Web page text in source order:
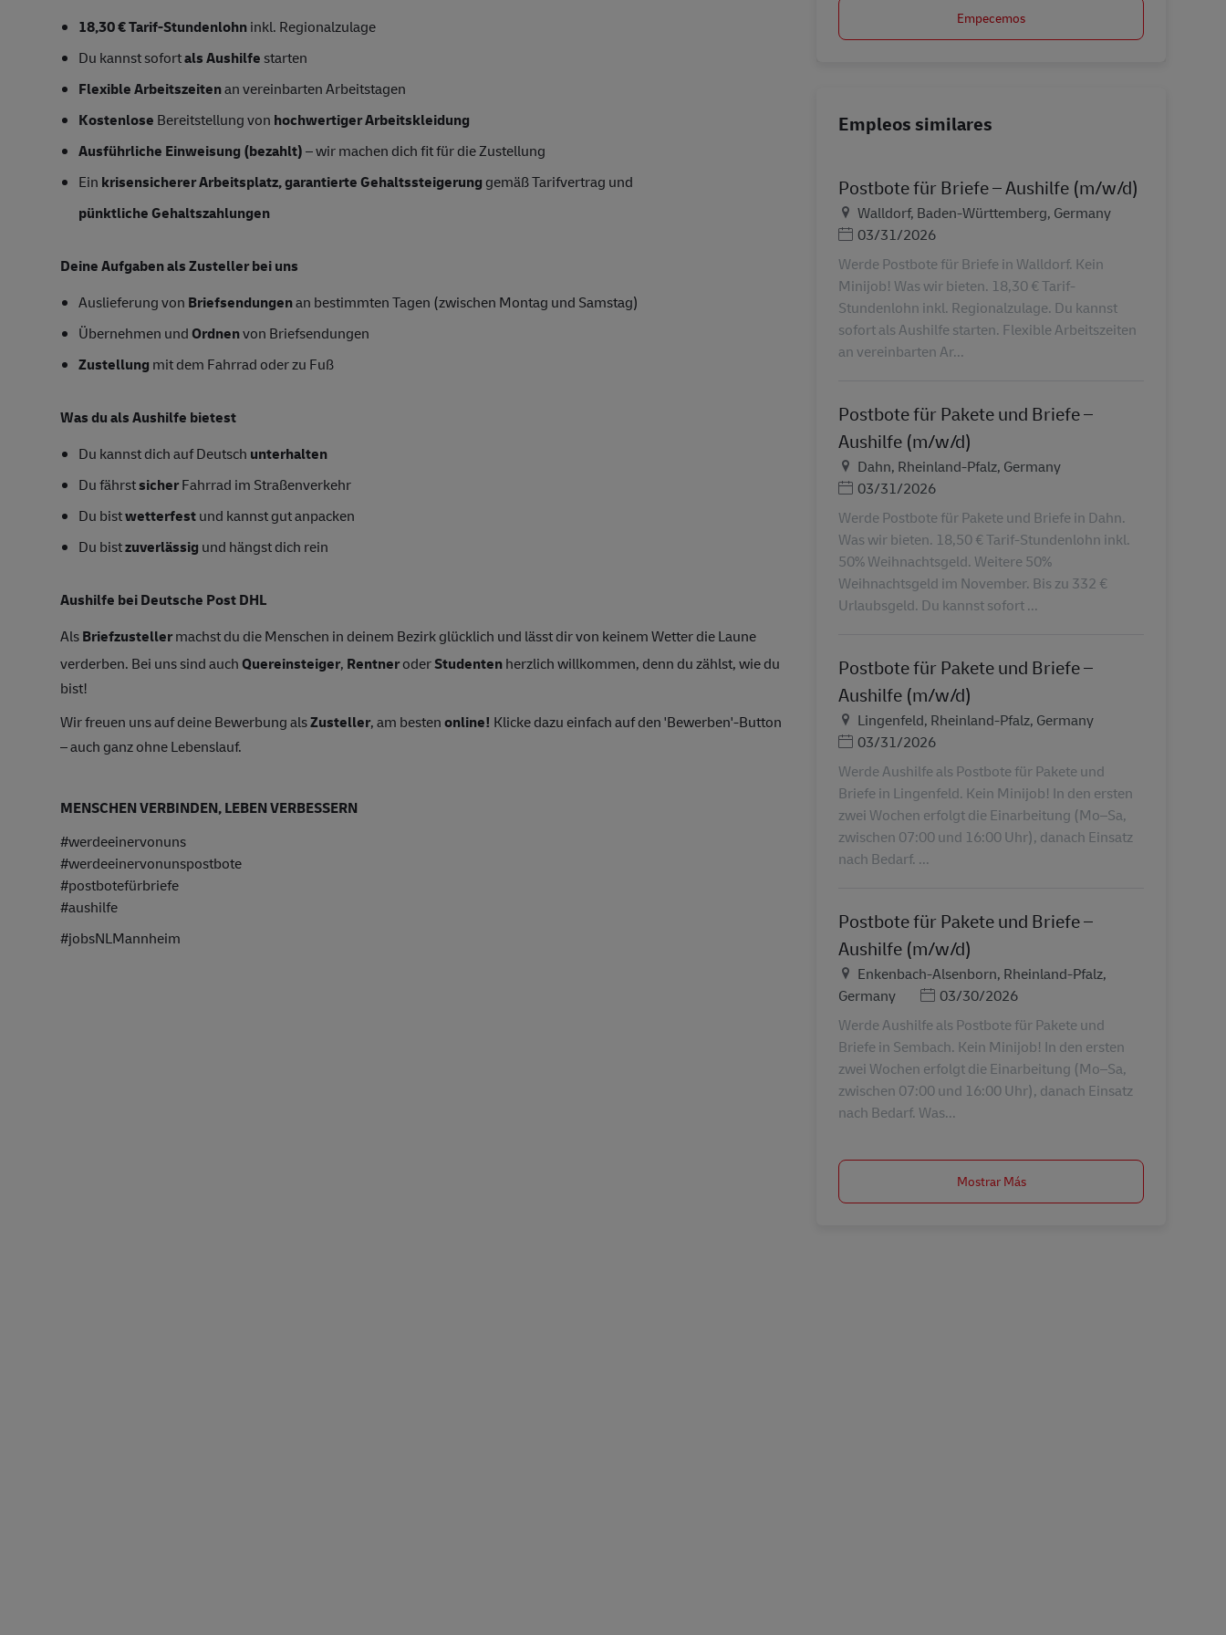
18,30 € Tarif-Stundenlohninkl. Regionalzulage
Du kannst sofortals Aushilfestarten
Flexible Arbeitszeitenan vereinbarten Arbeitstagen
Kostenlose Bereitstellung von hochwertiger Arbeitskleidung
Ausführliche Einweisung (bezahlt)– wir machen dich fit für die Zustellung
Ein krisensicherer Arbeitsplatz, garantierte Gehaltssteigerung gemäß Tarifvertrag und
pünktliche Gehaltszahlungen
Deine Aufgaben als Zusteller bei uns
Auslieferung von Briefsendungenan bestimmten Tagen (zwischen Montag und Samstag)
Übernehmen undOrdnenvon Briefsendungen
Zustellung mit dem Fahrrad oder zu Fuß
Was du als Aushilfe bietest
Du kannst dich auf Deutsch unterhalten
Du fährstsicherFahrrad im Straßenverkehr
Du bistwetterfestund kannst gut anpacken
Du bistzuverlässig und hängst dich rein
Aushilfe bei Deutsche Post DHL
AlsBriefzustellermachst du die Menschen in deinem Bezirk glücklich und lässt dir von keinem Wetter die Laune
verderben. Bei uns sind auchQuereinsteiger, RentneroderStudentenherzlich willkommen, denn du zählst, wie du
bist!
Wir freuen uns auf deine Bewerbung alsZusteller, am bestenonline! Klicke dazu einfach auf den 'Bewerben'-Button
– auch ganz ohne Lebenslauf.
MENSCHEN VERBINDEN, LEBEN VERBESSERN
#werdeeinervonuns
#werdeeinervonunspostbote
#postbotefürbriefe
#aushilfe
#jobsNLMannheim
Empecemos
Empleos similares
Postbote für Briefe – Aushilfe (m/w/d)
Ubicación
Walldorf, Baden-Württemberg, Germany
Posted Date
03/31/2026
Werde Postbote für Briefe in Walldorf. Kein
Minijob! Was wir bieten. 18,30 € Tarif-
Stundenlohn inkl. Regionalzulage. Du kannst
sofort als Aushilfe starten. Flexible Arbeitszeiten
an vereinbarten Ar...
Postbote für Pakete und Briefe –
Aushilfe (m/w/d)
Ubicación
Dahn, Rheinland-Pfalz, Germany
Posted Date
03/31/2026
Werde Postbote für Pakete und Briefe in Dahn.
Was wir bieten. 18,50 € Tarif-Stundenlohn inkl.
50% Weihnachtsgeld. Weitere 50%
Weihnachtsgeld im November. Bis zu 332 €
Urlaubsgeld. Du kannst sofort ...
Postbote für Pakete und Briefe –
Aushilfe (m/w/d)
Ubicación
Lingenfeld, Rheinland-Pfalz, Germany
Posted Date
03/31/2026
Werde Aushilfe als Postbote für Pakete und
Briefe in Lingenfeld. Kein Minijob! In den ersten
zwei Wochen erfolgt die Einarbeitung (Mo–Sa,
zwischen 07:00 und 16:00 Uhr), danach Einsatz
nach Bedarf. ...
Postbote für Pakete und Briefe –
Aushilfe (m/w/d)
Ubicación
Enkenbach-Alsenborn, Rheinland-Pfalz,
Germany
Posted Date
03/30/2026
Werde Aushilfe als Postbote für Pakete und
Briefe in Sembach. Kein Minijob! In den ersten
zwei Wochen erfolgt die Einarbeitung (Mo–Sa,
zwischen 07:00 und 16:00 Uhr), danach Einsatz
nach Bedarf. Was...
Mostrar Más